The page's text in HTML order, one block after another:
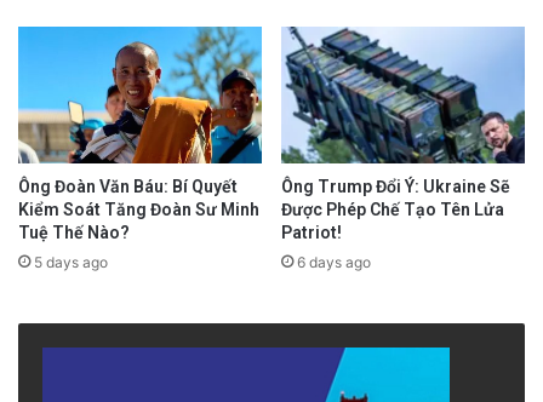
gian để tránh trùng lặp) được sản xuất ra
trong phạm vi lãnh thổ của một quốc gia,
trong một khoảng thời gian nhất định (thường
là 1 quý hoặc 1 năm).
Tại Việt Nam, truyền thông lại thường dịch là
tổng thu nhập quốc dân nên thường gây nhầm
income). Nguyên nhân chủ yếu là vì trước năm
1992, Việt Nam sử dụng hệ thống thống kê cũ
Ông Đoàn Văn Báu: Bí Quyết
Kiểm Soát Tăng Đoàn Sư Minh
Tuệ Thế Nào?
5 days ago
Ông Trump Đổi Ý: Ukraine Sẽ
Được Phép Chế Tạo Tên Lửa
Patriot!
6 days ago